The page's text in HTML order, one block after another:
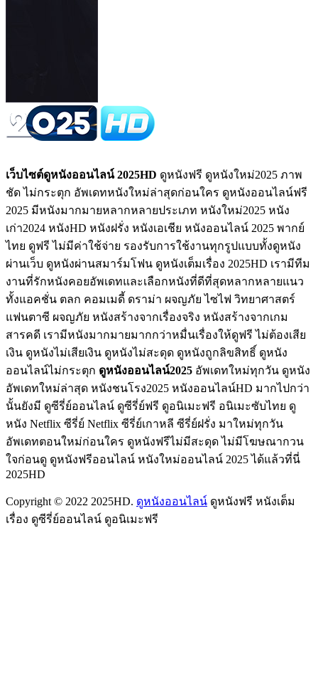
เว็บไซต์ดูหนังออนไลน์ 2025HD ดูหนังฟรี ดูหนังใหม่2025 ภาพ
ชัด ไม่กระตุก อัพเดทหนังใหม่ล่าสุดก่อนใคร ดูหนังออนไลน์ฟรี
2025 มีหนังมากมายหลากหลายประเภท หนังใหม่2025 หนัง
เก่า2024 หนังHD หนังฝรั่ง หนังเอเชีย หนังออนไลน์ 2025 พากย์
ไทย ดูฟรี ไม่มีค่าใช้จ่าย รองรับการใช้งานทุกรูปแบบทั้งดูหนัง
ผ่านเว็บ ดูหนังผ่านสมาร์มโฟน ดูหนังเต็มเรื่อง 2025HD เรามีทีม
งานที่รักหนังคอยอัพเดทและเลือกหนังที่ดีที่สุดหลากหลายแนว
ทั้งแอคชั่น ตลก คอมเมดี้ ดราม่า ผจญภัย ไซไฟ วิทยาศาสตร์
แฟนตาซี ผจญภัย หนังสร้างจากเรื่องจริง หนังสร้างจากเกม
สารคดี เรามีหนังมากมายมากกว่าหมื่นเรื่องให้ดูฟรี ไม่ต้องเสีย
เงิน ดูหนังไม่เสียเงิน ดูหนังไม่สะดุด ดูหนังถูกลิขสิทธิ์ ดูหนัง
ออนไลน์ไม่กระตุก ดูหนังออนไลน์2025 อัพเดทใหม่ทุกวัน ดูหนัง
อัพเดทใหม่ล่าสุด หนังชนโรง2025 หนังออนไลน์HD มากไปกว่า
นั้นยังมี ดูซีรี่ย์ออนไลน์ ดูซีรี่ย์ฟรี ดูอนิเมะฟรี อนิเมะซับไทย ดู
หนัง Netflix ซีรี่ย์ Netflix ซีรี่ย์เกาหลี ซีรี่ย์ฝรั่ง มาใหม่ทุกวัน
อัพเดทตอนใหม่ก่อนใคร ดูหนังฟรีไม่มีสะดุด ไม่มีโฆษณากวน
ใจก่อนดู ดูหนังฟรีออนไลน์ หนังใหม่ออนไลน์ 2025 ได้แล้วที่นี่
2025HD
Copyright © 2022 2025HD. ดูหนังออนไลน์ ดูหนังฟรี หนังเต็ม
เรื่อง ดูซีรี่ย์ออนไลน์ ดูอนิเมะฟรี